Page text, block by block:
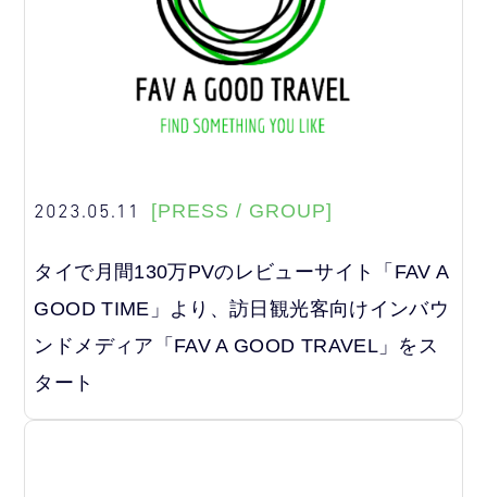
2023.05.11 [PRESS / GROUP]
タイで月間130万PVのレビューサイト「FAV A
GOOD TIME」より、訪日観光客向けインバウ
ンドメディア「FAV A GOOD TRAVEL」をス
タート